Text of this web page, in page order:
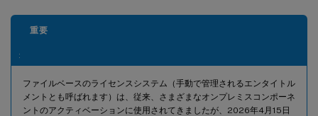
重要
:
ファイルベースのライセンスシステム（手動で管理されるエンタイトル
メントとも呼ばれます）は、従来、さまざまなオンプレミスコンポーネ
ントのアクティベーションに使用されてきましたが、2026年4月15日